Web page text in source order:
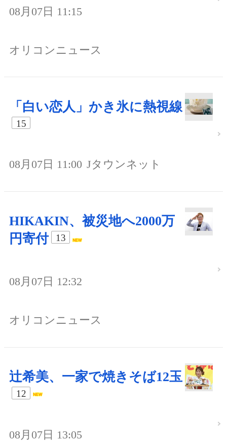
08月07日 11:15
オリコンニュース
「白い恋人」かき氷に熱視線
15
08月07日 11:00 Jタウンネット
HIKAKIN、被災地へ2000万
円寄付
13
08月07日 12:32
オリコンニュース
辻希美、一家で焼きそば12玉
12
08月07日 13:05